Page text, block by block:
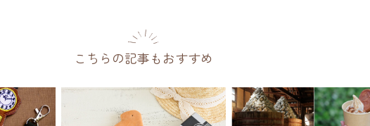
こちらの記事もおすすめ